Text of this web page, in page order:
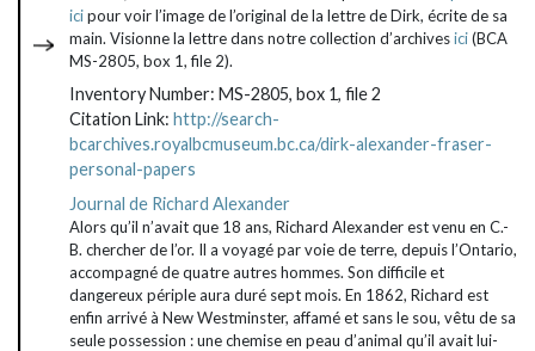
icipour voir l’image de l’original de la lettre de Dirk, écrite de sa
main. Visionne la lettre dans notre collection d’archivesici(BCA
MS-2805, box 1, file 2).
Inventory Number: MS-2805, box 1, file 2
Citation Link: http://search-
bcarchives.royalbcmuseum.bc.ca/dirk-alexander-fraser-
personal-papers
Journal de Richard Alexander
Alors qu’il n’avait que 18 ans, Richard Alexander est venu en C.-
B. chercher de l’or. Il a voyagé par voie de terre, depuis l’Ontario,
accompagné de quatre autres hommes. Son difficile et
dangereux périple aura duré sept mois. En 1862, Richard est
enfin arrivé à New Westminster, affamé et sans le sou, vêtu de sa
seule possession : une chemise en peau d’animal qu’il avait lui-